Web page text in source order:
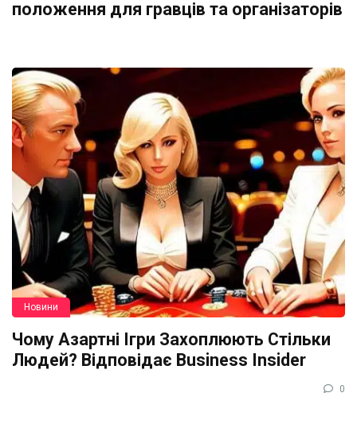
положення для гравців та організаторів
Новини
Чому Азартні Ігри Захоплюють Стільки
Людей? Відповідає Business Insider
0